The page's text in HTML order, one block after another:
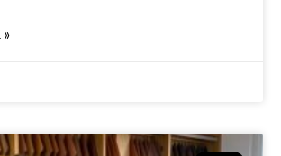
»